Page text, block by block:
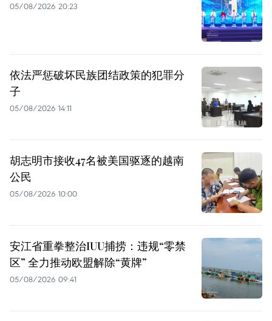
05/08/2026 20:23
依法严惩破坏民族团结政策的犯罪分
子
05/08/2026 14:11
胡志明市接收47名被美国驱逐的越南
公民
05/08/2026 10:00
安江省重拳整治IUU捕捞：违规“零禁
区” 全力推动欧盟解除“黄牌”
05/08/2026 09:41